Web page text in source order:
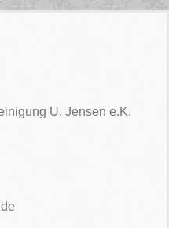
U. Jensen e.K.